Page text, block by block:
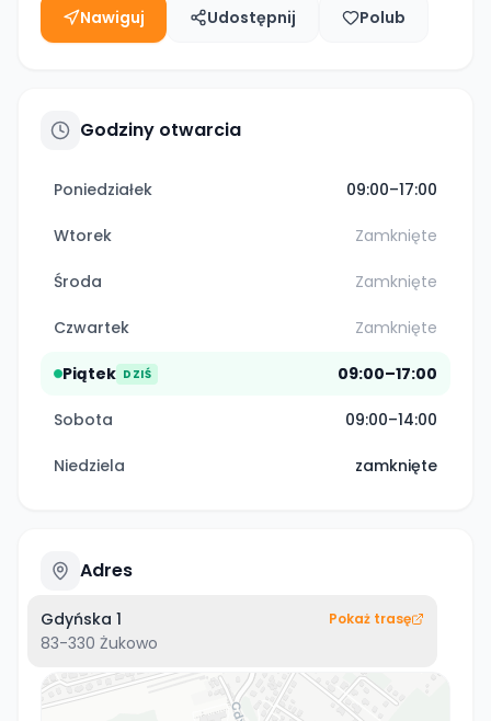
Nawiguj Udostępnij Polub
Godziny otwarcia
Poniedziałek 09:00–17:00
Wtorek Zamknięte
Środa Zamknięte
Czwartek Zamknięte
Piątek DZIŚ 09:00–17:00
Sobota 09:00–14:00
Niedziela zamknięte
Adres
Gdyńska 1
83-330 Żukowo
Pokaż trasę